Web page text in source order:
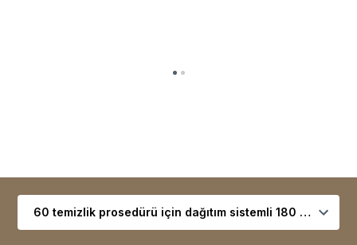
Çeşit seçin